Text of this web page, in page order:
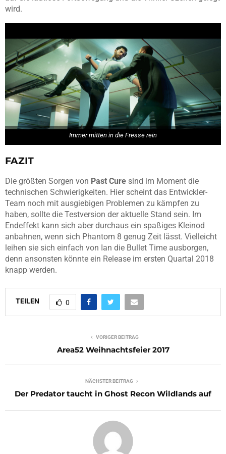
wird.
Immer mitten in die Fresse rein
FAZIT
Die größten Sorgen von Past Cure sind im Moment die
technischen Schwierigkeiten. Hier scheint das Entwickler-
Team noch mit ausgiebigen Problemen zu kämpfen zu
haben, sollte die Testversion der aktuelle Stand sein. Im
Endeffekt kann sich aber durchaus ein spaßiges Kleinod
anbahnen, wenn sich Phantom 8 genug Zeit lässt. Vielleicht
leihen sie sich einfach von Ian die Bullet Time ausborgen,
denn ansonsten könnte ein Release im ersten Quartal 2018
knapp werden.
TEILEN 0
VORIGER BEITRAG
Area52 Weihnachtsfeier 2017
NÄCHSTER BEITRAG
Der Predator taucht in Ghost Recon Wildlands auf